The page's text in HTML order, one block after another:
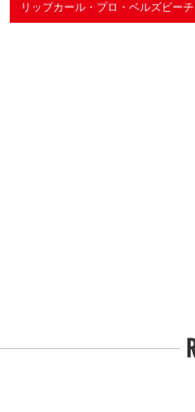
リップカール・プロ・ベルズビーチ